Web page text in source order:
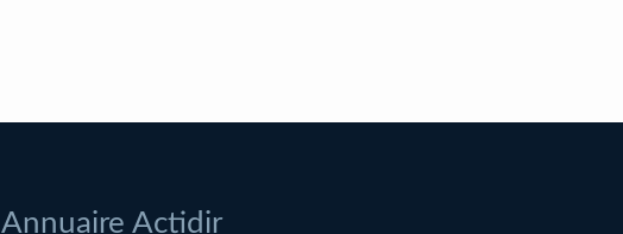
Annuaire Actidir